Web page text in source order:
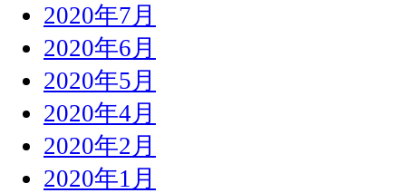
2020年7月
2020年6月
2020年5月
2020年4月
2020年2月
2020年1月